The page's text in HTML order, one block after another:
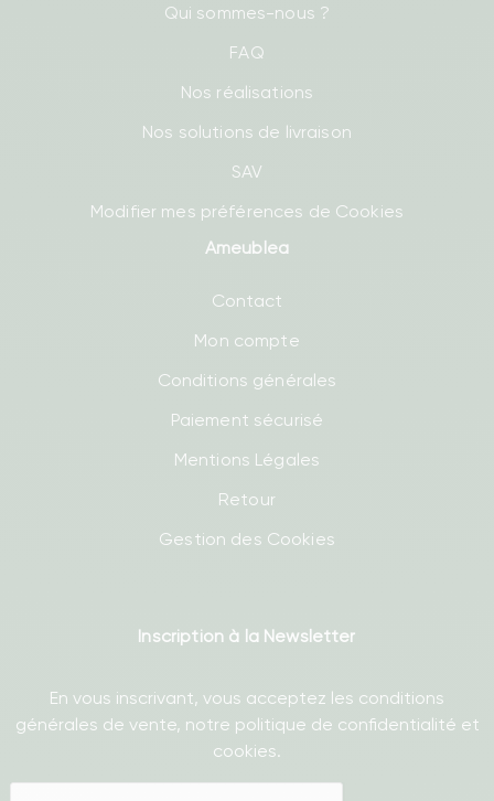
Qui sommes-nous ?
FAQ
Nos réalisations
Nos solutions de livraison
SAV
Modifier mes préférences de Cookies
Ameublea
Contact
Mon compte
Conditions générales
Paiement sécurisé
Mentions Légales
Retour
Gestion des Cookies
Inscription à la Newsletter
En vous inscrivant, vous acceptez les conditions
générales de vente, notre politique de confidentialité et
cookies.